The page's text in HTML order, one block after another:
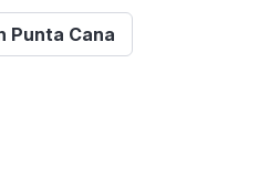
Punta Cana